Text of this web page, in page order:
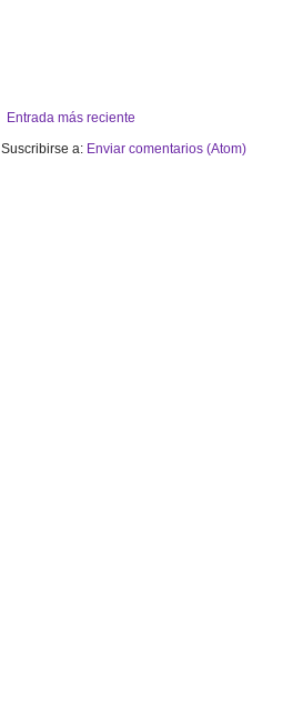
Entrada más reciente
Suscribirse a: Enviar comentarios (Atom)